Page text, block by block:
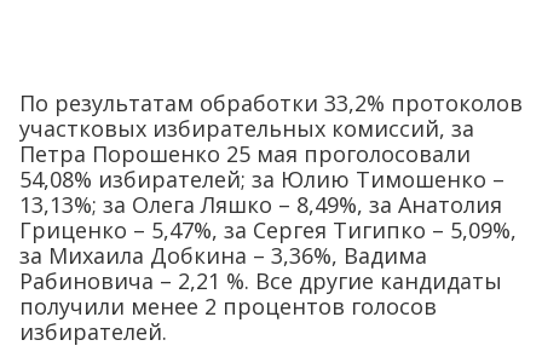
По результатам обработки 33,2% протоколов
участковых избирательных комиссий, за
Петра Порошенко 25 мая проголосовали
54,08% избирателей; за Юлию Тимошенко –
13,13%; за Олега Ляшко – 8,49%, за Анатолия
Гриценко – 5,47%, за Сергея Тигипко – 5,09%,
за Михаила Добкина – 3,36%, Вадима
Рабиновича – 2,21 %. Все другие кандидаты
получили менее 2 процентов голосов
избирателей.